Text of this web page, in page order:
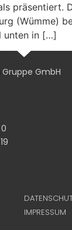
präsentiert.
(Wümme)
unten in […]
GmbH
IMPRESSUM